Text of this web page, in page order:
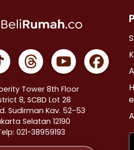
di Johar Baru >
di Menteng >
di Tanah Abang >
di Kramat >
di Bendungan Hilir >
di Jakarta Selatan >
di Cilandak >
di Gandaria Selatan >
di Cipete Selatan >
Tower 8th Floor
8, SCBD Lot 28
Sudirman Kav. 52-53
Selatan 12190
021-38959193